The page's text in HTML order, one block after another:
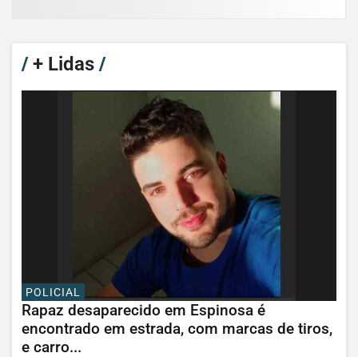
/+ Lidas /
POLICIAL
Rapaz desaparecido em Espinosa é
encontrado em estrada, com marcas de tiros,
e carro...